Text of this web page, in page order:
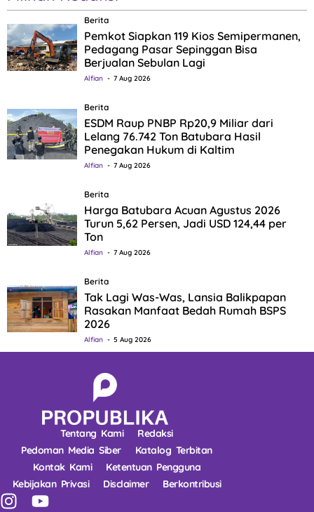
Berita
Pemkot Siapkan 119 Kios Semipermanen,
Pedagang Pasar Sepinggan Bisa
Berjualan Sebulan Lagi
Alfian 7 Aug 2026
Berita
ESDM Raup PNBP Rp20,9 Miliar dari
Lelang 76.742 Ton Batubara Hasil
Penegakan Hukum di Kaltim
Alfian 7 Aug 2026
Berita
Harga Batubara Acuan Agustus 2026
Turun 5,62 Persen, Jadi USD 124,44 per
Ton
Alfian 7 Aug 2026
Berita
Tak Lagi Was-Was, Lansia Balikpapan
Rasakan Manfaat Bedah Rumah BSPS
2026
Alfian 5 Aug 2026
Tentang Kami
Redaksi
Pedoman Media Siber
Katalog Terbitan
Kontak Kami
Ketentuan Pengguna
Kebijakan Privasi
Disclaimer Berkontribusi